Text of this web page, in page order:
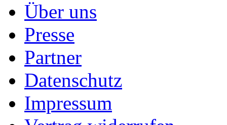
Über uns
Presse
Partner
Datenschutz
Impressum